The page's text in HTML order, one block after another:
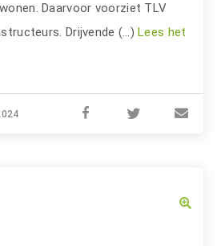
Daarvoor voorziet TLV
Drijvende (…)Lees het